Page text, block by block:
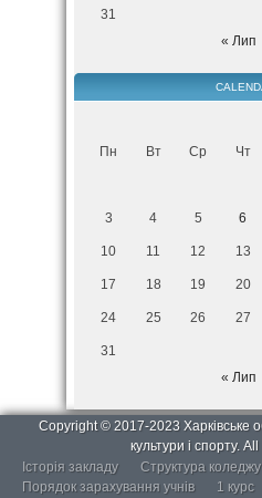
31
« Лип
Пн Вт Ср Чт
3 4 5 6
10 11 12 13
17 18 19 20
24 25 26 27
31
« Лип
Copyright © 2017-2023 Харківське
культури і спорту.
Історія закладу
Структура коледжу
Порядок зарахування учнів
1 курс